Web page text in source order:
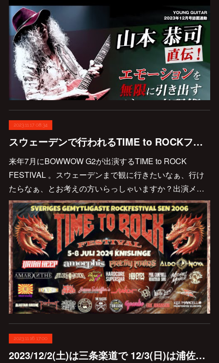
2023.11.17 08:34
スウェーデンで行われるTIME to ROCKフェス、参加される方はおられるかな〜？
来年7月にBOWWOW G2が出演するTIME to ROCK
FESTIVAL 。スウェーデンまで観に行きたいなぁ、行け
たらなぁ、とお考えの方いらっしゃいますか？出演メ…
2023.11.16 17:00
2023/12/2(土)は三条楽道で 12/3(日)は浦佐Cafe LEONで山本恭司弾き語り弾きまくりギター三昧です🎸